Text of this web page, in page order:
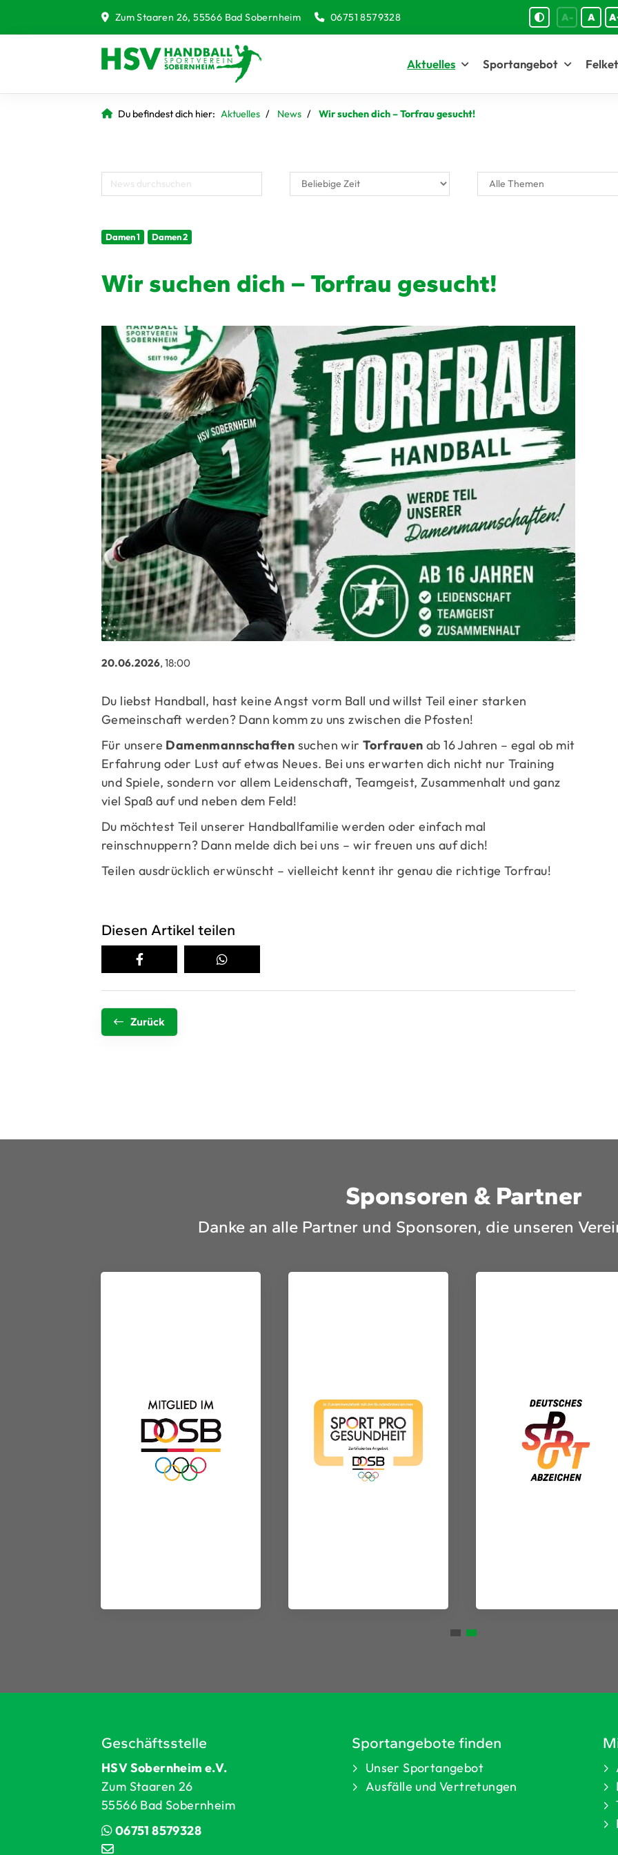
Zum Staaren 26, 55566 Bad Sobernheim 06751 8579328 A- A
Aktuelles Sportangebot
Du befindest dich hier: Aktuelles News Wir suchen dich – Torfrau gesucht!
Damen 1 Damen 2
Wir suchen dich – Torfrau gesucht!
20.06.2026, 18:00
Du liebst Handball, hast keine Angst vorm Ball und willst Teil einer starken
Gemeinschaft werden? Dann komm zu uns zwischen die Pfosten!
Für unsere Damenmannschaften suchen wirTorfrauen ab 16 Jahren – egal ob mit
Erfahrung oder Lust auf etwas Neues. Bei uns erwarten dich nicht nur Training
und Spiele, sondern vor allem Leidenschaft, Teamgeist, Zusammenhalt und ganz
viel Spaß auf und neben dem Feld!
Du möchtest Teil unserer Handballfamilie werden oder einfach mal
reinschnuppern? Dann melde dich bei uns – wir freuen uns auf dich!
Teilen ausdrücklich erwünscht – vielleicht kennt ihr genau die richtige Torfrau!
Diesen Artikel teilen
Zurück
Sponsoren & Partner
Danke an alle Partner und Sponsoren, die unseren
Geschäftsstelle
HSV Sobernheim e.V.
Zum Staaren 26
55566 Bad Sobernheim
06751 8579328
Sportangebote finden
Unser Sportangebot
Ausfälle und Vertretungen
Quicklinks
Sportangebote finden
Unser Sportangebot
Ausfälle und Vertretungen
Deutsches Sportabzeichen
Mitglieder-Service
Alles zur Mitgliedschaft
Downloads
Termine
Fragen & Antworten